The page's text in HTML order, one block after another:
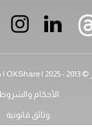
الأحكام والشروط
وثائق قانونية